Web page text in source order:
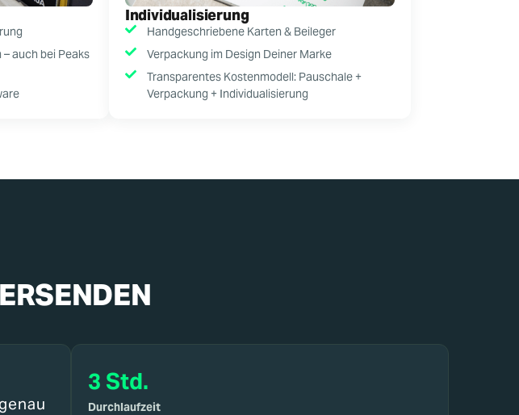
auch bei Peaks
Individualisierung
Handgeschriebene Karten & Beileger
Verpackung im Design Deiner Marke
Transparentes Kostenmodell: Pauschale +
Verpackung + Individualisierung
3 Std.
Durchlaufzeit